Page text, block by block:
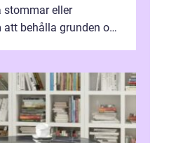
stommar eller
behålla grunden och